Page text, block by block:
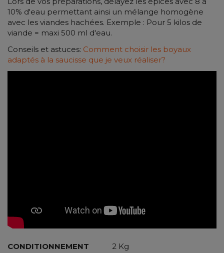
10% d'eau permettant ainsi un mélange homogène
avec les viandes hachées. Exemple : Pour 5 kilos de
viande = maxi 500 ml d'eau.
Conseils et astuces: Comment choisir les boyaux
adaptés à la saucisse que je veux réaliser?
CONDITIONNEMENT
2 Kg